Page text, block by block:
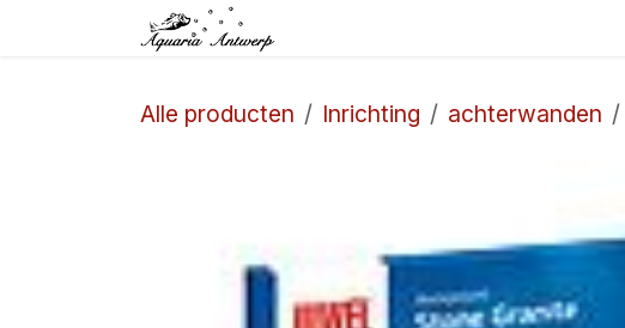
Overslaan naar inhoud
Alle producten Inrichting achterwanden